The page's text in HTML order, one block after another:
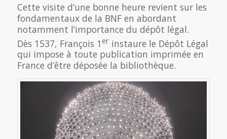
Cette visite d’une bonne heure revient sur les
fondamentaux de la BNF en abordant
notamment l’importance du dépôt légal.
Dès 1537, François 1 erinstaure le Dépôt Légal
qui impose à toute publication imprimée en
France d’être déposée la bibliothèque.